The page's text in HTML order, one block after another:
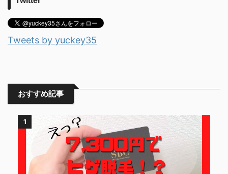
Tweets by yuckey35
おすすめ記事
1